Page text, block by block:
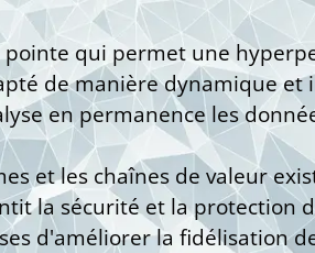
qui permet une
de manière dynamique
en permanence les
et les chaînes de valeur
la sécurité et la protection
d'améliorer la fidélisation